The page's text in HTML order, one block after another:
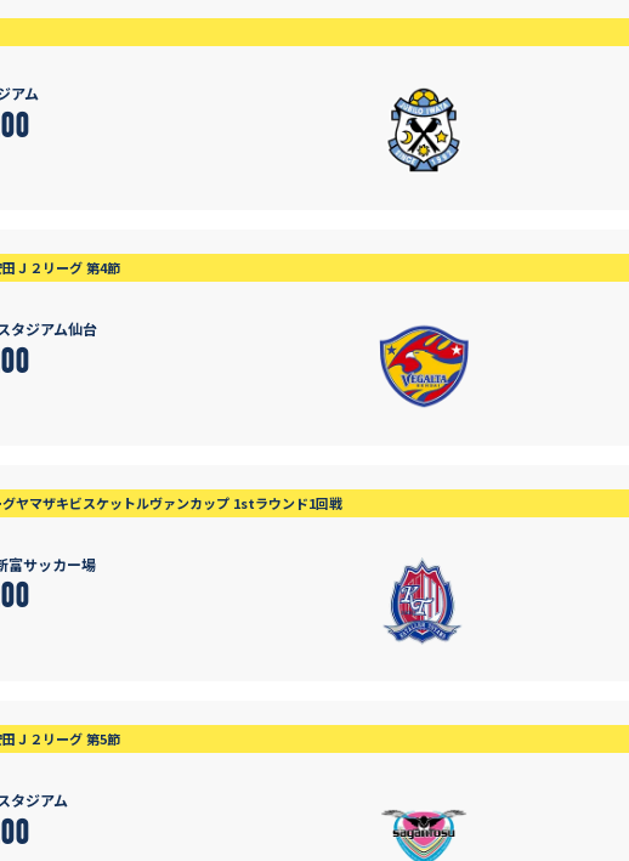
アム
Ｊ２リーグ 第4節
タジアム仙台
ヤマザキビスケットルヴァンカップ 1stラウンド1回戦
富サッカー場
Ｊ２リーグ 第5節
タジアム